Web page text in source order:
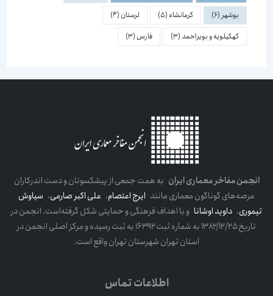
بوشهر(6) کرمانشاه(5) لرستان(4)
کهکیلویه و بویراحمد(3) فارس(3)
انجمن مفاخر معماری ایرانبه همت جمعی از پیشکسوتان و دست اندرکاران
عرصه‌های گوناگون معماری مانندایرج اعتصام،علی اکبر صارمی،سیاوش
تیموری،داوید اوشاناو با اهداف فرهنگی و حمایتی شکل گرفته‌است. انجمن در
تاریخ ۱۳۸۲/۱۲/۲۵ به شماره ثبت ۱۶۳۹۲ به ثبت رسیده و مرکز اصلی انجمن در
استان تهران شهرستان تهران واقع است.
اطلاعات تماس